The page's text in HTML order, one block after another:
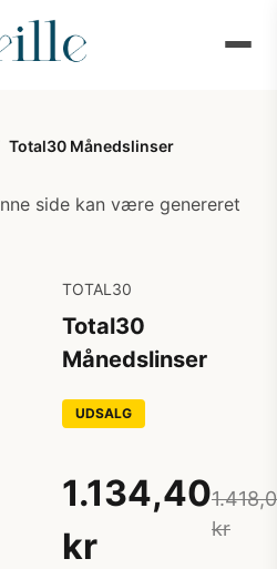
Total30 Månedslinser
side kan være genereret
TOTAL30
Total30
Månedslinser
UDSALG
1.134,40
kr
kr